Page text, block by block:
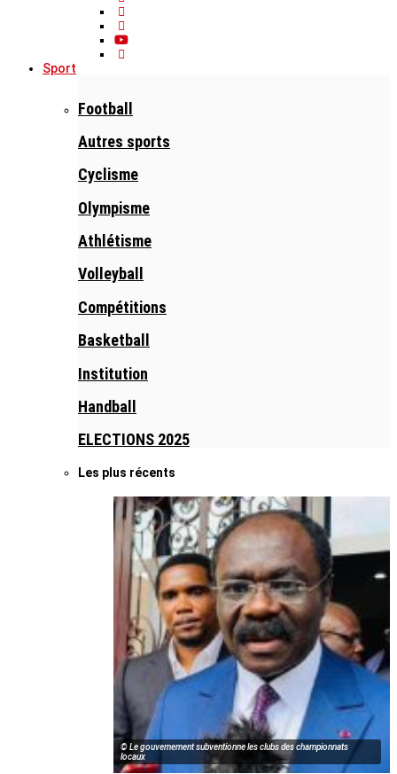
Sport
Football
Autres sports
Cyclisme
Olympisme
Athlétisme
Volleyball
Compétitions
Basketball
Institution
Handball
ELECTIONS 2025
Les plus récents
© Le gouvernement subventionne les clubs des championnats
locaux